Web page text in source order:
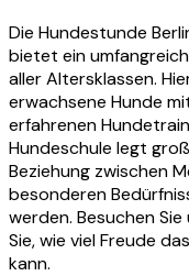
Die Hundestunde
bietet ein
aller Altersklassen.
erwachsene Hunde
erfahrenen
Hundeschule legt
Beziehung zwischen
besonderen
werden. Besuchen
Sie, wie viel Freude
kann.